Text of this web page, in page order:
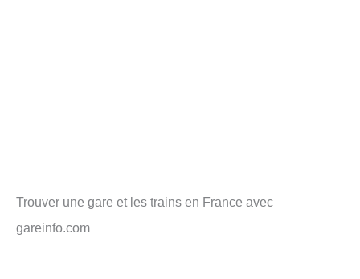
Trouver une gare et les trains en France avec
gareinfo.com